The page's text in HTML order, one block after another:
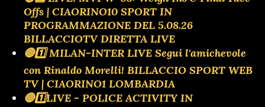
Offs | CIAORINO10 SPORT IN
PROGRAMMAZIONE DEL 5.08.26
BILLACCIOTV DIRETTA LIVE
🔴1️⃣ MILAN-INTER LIVE Segui l'amichevole
con Rinaldo Morelli! BILLACCIO SPORT WEB
TV | CIAORINO1 LOMBARDIA
🔴1️⃣LIVE - POLICE ACTIVITY IN